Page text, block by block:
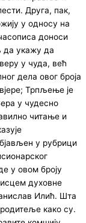
Друга, пак,
у односу на
доноси
да укажу да
у чуда, већ
дела овог броја
Трпљење је
у чудесно
читање и
у рубрици
у овом броју
духовне
Илић. Шта
како су.